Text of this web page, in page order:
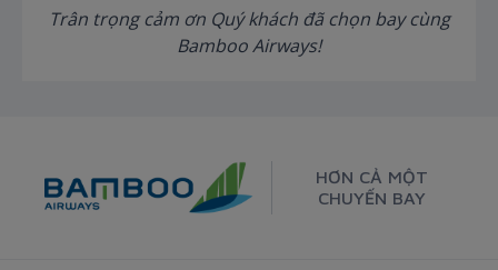
Trân trọng cảm ơn Quý khách đã chọn bay cùng
Bamboo Airways!
HƠN CẢ MỘT
CHUYẾN BAY